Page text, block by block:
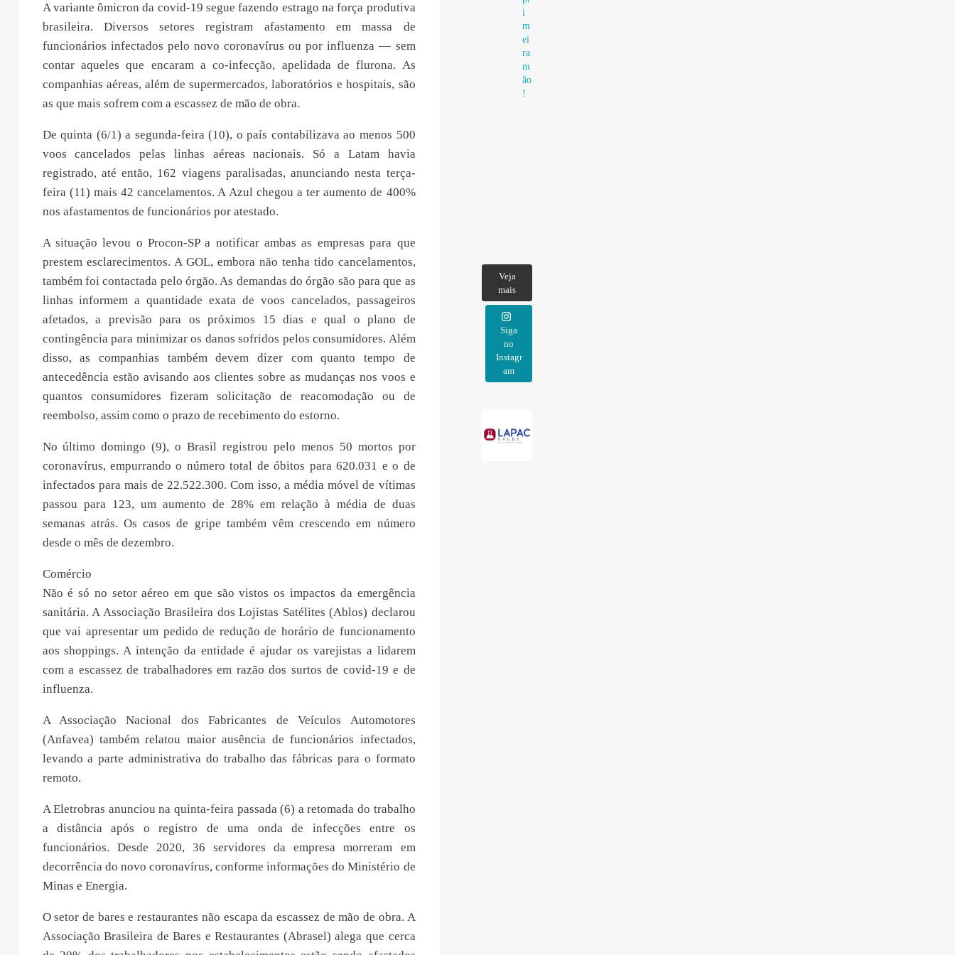
A variante ômicron da covid-19 segue fazendo estrago na força produtiva
brasileira. Diversos setores registram afastamento em massa de
funcionários infectados pelo novo coronavírus ou por influenza — sem
contar aqueles que encaram a co-infecção, apelidada de flurona. As
companhias aéreas, além de supermercados, laboratórios e hospitais, são
as que mais sofrem com a escassez de mão de obra.
De quinta (6/1) a segunda-feira (10), o país contabilizava ao menos 500
voos cancelados pelas linhas aéreas nacionais. Só a Latam havia
registrado, até então, 162 viagens paralisadas, anunciando nesta terça-
feira (11) mais 42 cancelamentos. A Azul chegou a ter aumento de 400%
nos afastamentos de funcionários por atestado.
A situação levou o Procon-SP a notificar ambas as empresas para que
prestem esclarecimentos. A GOL, embora não tenha tido cancelamentos,
também foi contactada pelo órgão. As demandas do órgão são para que as
linhas informem a quantidade exata de voos cancelados, passageiros
afetados, a previsão para os próximos 15 dias e qual o plano de
contingência para minimizar os danos sofridos pelos consumidores. Além
disso, as companhias também devem dizer com quanto tempo de
antecedência estão avisando aos clientes sobre as mudanças nos voos e
quantos consumidores fizeram solicitação de reacomodação ou de
reembolso, assim como o prazo de recebimento do estorno.
No último domingo (9), o Brasil registrou pelo menos 50 mortos por
coronavírus, empurrando o número total de óbitos para 620.031 e o de
infectados para mais de 22.522.300. Com isso, a média móvel de vítimas
passou para 123, um aumento de 28% em relação à média de duas
semanas atrás. Os casos de gripe também vêm crescendo em número
desde o mês de dezembro.
Comércio
Não é só no setor aéreo em que são vistos os impactos da emergência
sanitária. A Associação Brasileira dos Lojistas Satélites (Ablos) declarou
que vai apresentar um pedido de redução de horário de funcionamento
aos shoppings. A intenção da entidade é ajudar os varejistas a lidarem
com a escassez de trabalhadores em razão dos surtos de covid-19 e de
influenza.
A Associação Nacional dos Fabricantes de Veículos Automotores
(Anfavea) também relatou maior ausência de funcionários infectados,
levando a parte administrativa do trabalho das fábricas para o formato
remoto.
A Eletrobras anunciou na quinta-feira passada (6) a retomada do trabalho
a distância após o registro de uma onda de infecções entre os
funcionários. Desde 2020, 36 servidores da empresa morreram em
decorrência do novo coronavírus, conforme informações do Ministério de
Minas e Energia.
O setor de bares e restaurantes não escapa da escassez de mão de obra. A
Associação Brasileira de Bares e Restaurantes (Abrasel) alega que cerca
i
m
ei
ra
m
ão
!
Veja
mais
Siga
no
Instagr
am